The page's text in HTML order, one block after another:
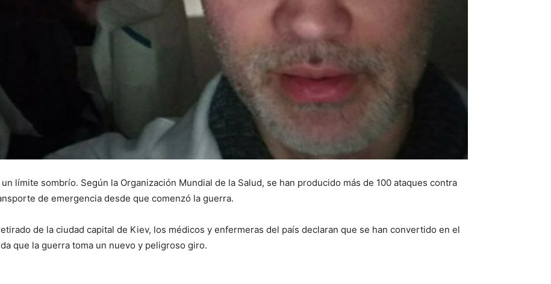
límite sombrío. Según la Organización Mundial de la Salud, se han producido más de 100 ataques contra
de emergencia desde que comenzó la guerra.
de la ciudad capital de Kiev, los médicos y enfermeras del país declaran que se han convertido en el
que la guerra toma un nuevo y peligroso giro.